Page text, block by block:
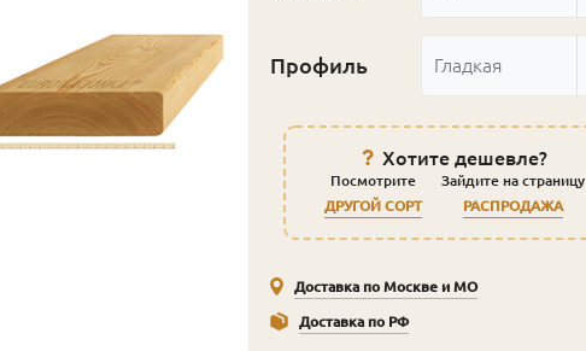
Профиль Гладкая
Хотите дешевле?
Посмотрите
ДРУГОЙ СОРТ
Зайдите на страницу
РАСПРОДАЖА
Доставка по Москве и МО
Доставка по РФ